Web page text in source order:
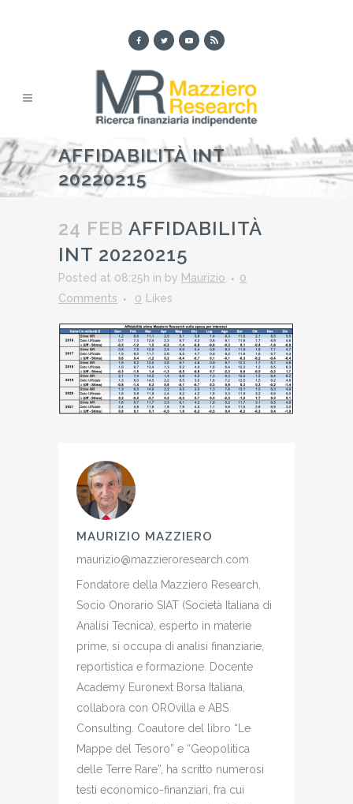
AFFIDABILITÀ INT
20220215
24 FEB AFFIDABILITÀ
INT 20220215
Posted at 08:25h in by Maurizio
0
Comments
0 Likes
MAURIZIO MAZZIERO
maurizio@mazzieroresearch.com
Fondatore della Mazziero Research,
Socio Onorario SIAT (Società Italiana di
Analisi Tecnica), esperto in materie
prime, si occupa di analisi finanziarie,
reportistica e formazione. Docente
Academy Euronext Borsa Italiana,
collabora con OROvilla e ABS
Consulting. Coautore del libro “Le
Mappe del Tesoro” e “Geopolitica
delle Terre Rare”, ha scritto numerosi
testi economico-finanziari, fra cui